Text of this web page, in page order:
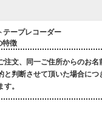
テープレコーダー
徴
注文、同一ご住所からのお
と判断させて頂いた場合につ
。